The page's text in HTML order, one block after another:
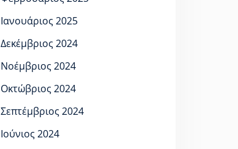
Ιανουάριος 2025
Δεκέμβριος 2024
Νοέμβριος 2024
Οκτώβριος 2024
Σεπτέμβριος 2024
Ιούνιος 2024